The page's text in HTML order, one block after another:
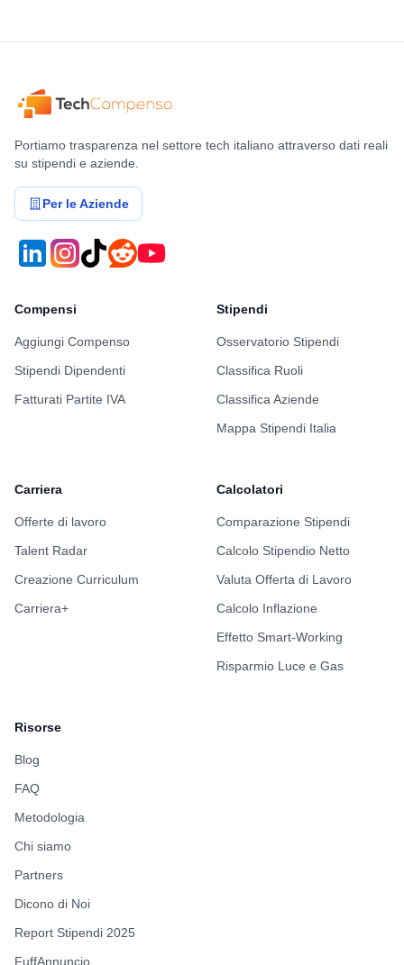
Portiamo trasparenza nel settore tech italiano attraverso dati reali
su stipendi e aziende.
Per le Aziende
Compensi
Aggiungi Compenso
Stipendi Dipendenti
Fatturati Partite IVA
Stipendi
Osservatorio Stipendi
Classifica Ruoli
Classifica Aziende
Mappa Stipendi Italia
Carriera
Offerte di lavoro
Talent Radar
Creazione Curriculum
Carriera+
Calcolatori
Comparazione Stipendi
Calcolo Stipendio Netto
Valuta Offerta di Lavoro
Calcolo Inflazione
Effetto Smart-Working
Risparmio Luce e Gas
Risorse
Blog
FAQ
Metodologia
Chi siamo
Partners
Dicono di Noi
Report Stipendi 2025
FuffAnnuncio